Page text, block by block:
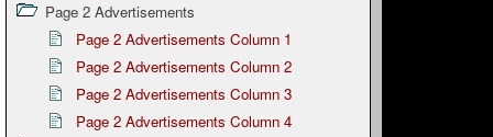
Page 2 Advertisements
Page 2 Advertisements Column 1
Page 2 Advertisements Column 2
Page 2 Advertisements Column 3
Page 2 Advertisements Column 4